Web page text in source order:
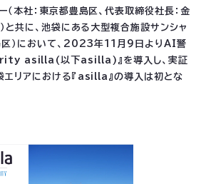
（本社：東京都豊島区、代表取締役社長：金
共に、池袋にある大型複合施設サンシャ
区）において、2023年11月9日よりAI警
asilla(以下asilla)』を導入し、実証
エリアにおける『asilla』の導入は初とな